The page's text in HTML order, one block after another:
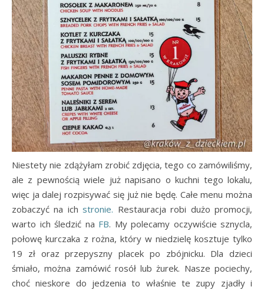
Niestety nie zdążyłam zrobić zdjęcia, tego co zamówiliśmy,
ale z pewnością wiele już napisano o kuchni tego lokalu,
więc ja dalej rozpisywać się już nie będę. Całe menu można
zobaczyć na ichstronie. Restauracja robi dużo promocji,
warto ich śledzić na FB. My polecamy oczywiście sznycla,
połowę kurczaka z rożna, który w niedzielę kosztuje tylko
19 zł oraz przepyszny placek po zbójnicku. Dla dzieci
śmiało, można zamówić rosół lub żurek. Nasze pociechy,
choć nieskore do jedzenia to właśnie te zupy zjadły i